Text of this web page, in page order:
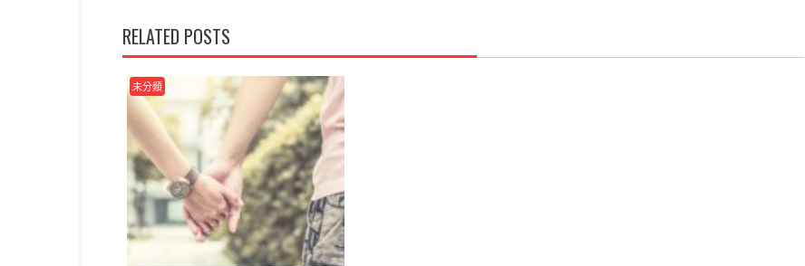
覽
RELATED POSTS
未分類